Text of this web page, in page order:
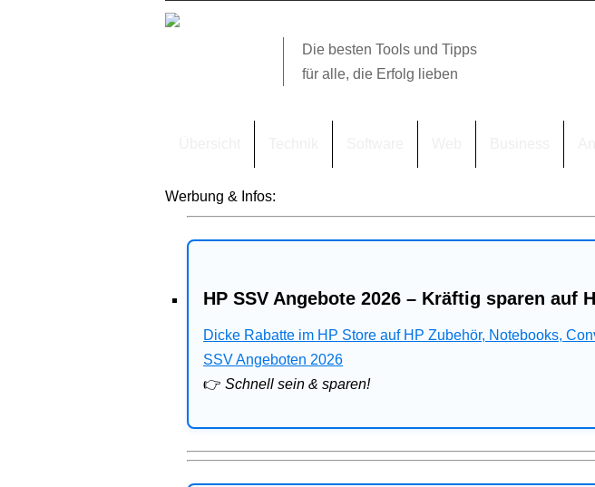
Die besten Tools und Tipps
für alle, die Erfolg lieben
Werbung & Infos:
HP SSV Angebote 2026 – Kräftig sparen auf
Dicke Rabatte im HP Store auf HP Zubehör, Notebooks,
SSV Angeboten 2026
👉 Schnell sein & sparen!